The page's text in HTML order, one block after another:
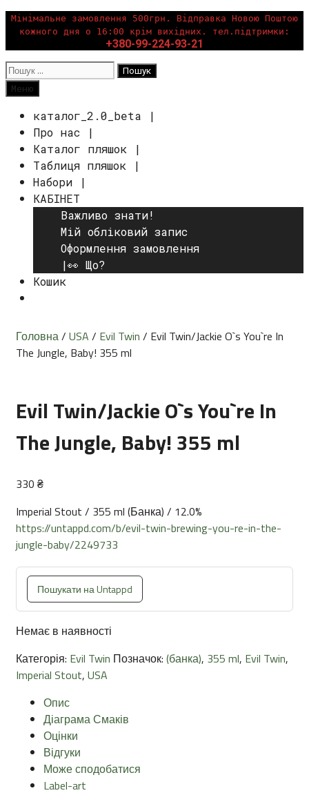
Перейти
вмісту
Мінімальне замовлення 500грн. Відправка Новою Поштою
кожного дня о 16:00 крім вихідних. тел.підтримки:
+380-99-224-93-21
Пошук:
Пошук
Меню
каталог_2.0_beta |
Про нас |
Каталог пляшок |
Таблиця пляшок |
Набори |
КАБІНЕТ
Важливо знати!
Мій обліковий запис
Оформлення замовлення
|👀 Що?
Кошик
Головна/ USA / Evil Twin / Evil Twin/Jackie O`s You`re In
The Jungle, Baby! 355 ml
Evil Twin/Jackie O`s You`re In
The Jungle, Baby! 355 ml
330 ₴
Imperial Stout / 355 ml (Банка) / 12.0%
https://untappd.com/b/evil-twin-brewing-you-re-in-the-
jungle-baby/2249733
Пошукати на Untappd
Немає в наявності
Категорія: Evil Twin Позначок: (банка), 355 ml, Evil Twin,
Imperial Stout, USA
Опис
Діаграма Смаків
Оцінки
Відгуки
Може сподобатися
Label-art